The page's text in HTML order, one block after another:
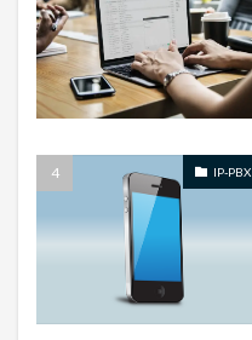
IP-PBX